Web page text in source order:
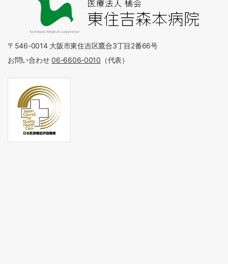
〒546-0014 大阪市東住吉区鷹合3丁目2番66号
お問い合わせ06-6606-0010 （代表）